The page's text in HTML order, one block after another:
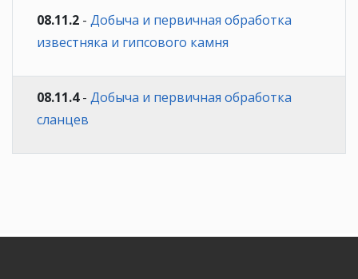
08.11.2 - Добыча и первичная обработка
известняка и гипсового камня
08.11.4- Добыча и первичная обработка
сланцев